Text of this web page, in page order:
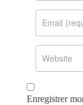
Enregistrer